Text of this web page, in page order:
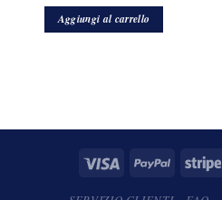
Aggiungi al carrello